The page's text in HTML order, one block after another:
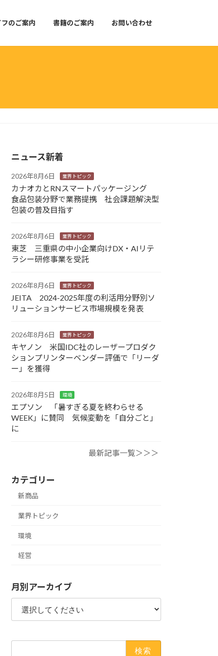
のご案内 書籍のご案内 お問い合わせ
ニュース新着
2026年8月6日 業界トピック
カナオカとRNスマートパッケージング
食品包装分野で業務提携 社会課題解決型
包装の普及目指す
2026年8月6日 業界トピック
東芝 三重県の中小企業向けDX・AIリテ
ラシー研修事業を受託
2026年8月6日 業界トピック
JEITA 2024-2025年度の利活用分野別ソ
リューションサービス市場規模を発表
2026年8月6日 業界トピック
キヤノン 米国IDC社のレーザープロダク
ションプリンターベンダー評価で「リーダ
ー」を獲得
2026年8月5日 環境
エプソン 「暑すぎる夏を終わらせる
WEEK」に賛同 気候変動を「自分ごと」
に
最新記事一覧＞＞＞
カテゴリー
新商品
業界トピック
環境
経営
月別アーカイブ